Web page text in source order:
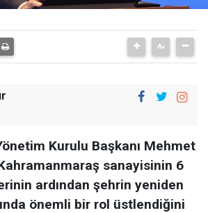
Kurulu Başkanı Mehmet
sanayisinin 6
ardından şehrin yeniden
önemli bir rol üstlendiğini